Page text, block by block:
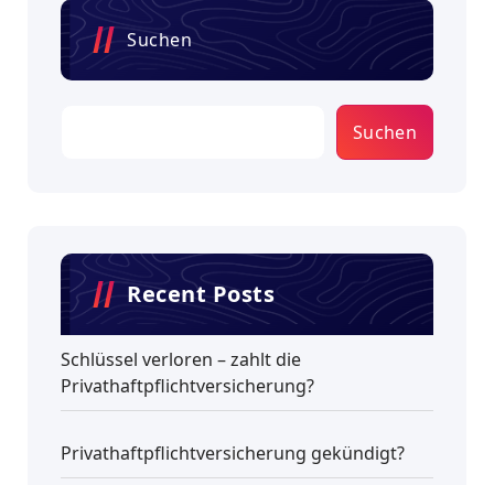
Suchen
Suchen
Recent Posts
Schlüssel verloren – zahlt die
Privathaftpflichtversicherung?
Privathaftpflichtversicherung gekündigt?